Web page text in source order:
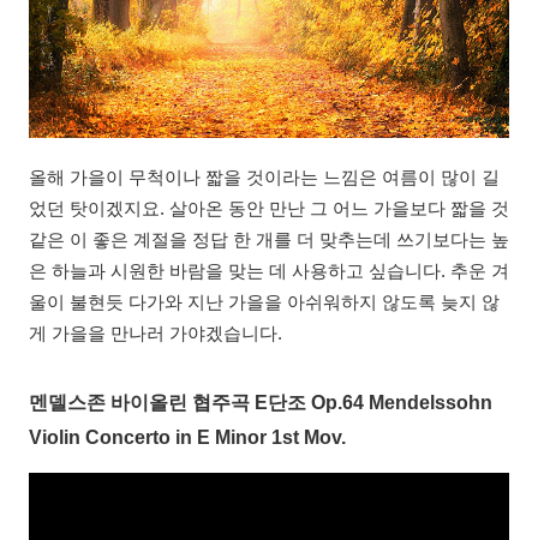
올해 가을이 무척이나 짧을 것이라는 느낌은 여름이 많이 길
었던 탓이겠지요. 살아온 동안 만난 그 어느 가을보다 짧을 것
같은 이 좋은 계절을 정답 한 개를 더 맞추는데 쓰기보다는 높
은 하늘과 시원한 바람을 맞는 데 사용하고 싶습니다. 추운 겨
울이 불현듯 다가와 지난 가을을 아쉬워하지 않도록 늦지 않
게 가을을 만나러 가야겠습니다.
멘델스존 바이올린 협주곡 E단조 Op.64 Mendelssohn
Violin Concerto in E Minor 1st Mov.